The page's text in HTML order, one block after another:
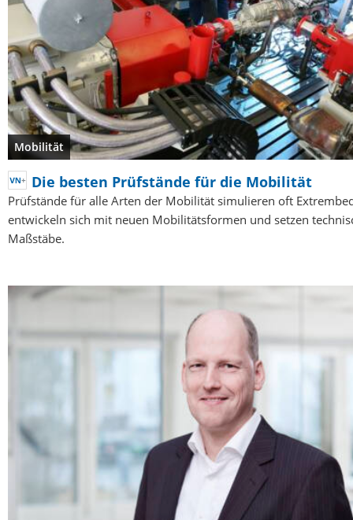
Mobilität
Die besten Prüfstände für die Mobilität
Prüfstände für alle Arten der Mobilität simulieren oft
entwickeln sich mit neuen Mobilitätsformen und setzen
Maßstäbe.